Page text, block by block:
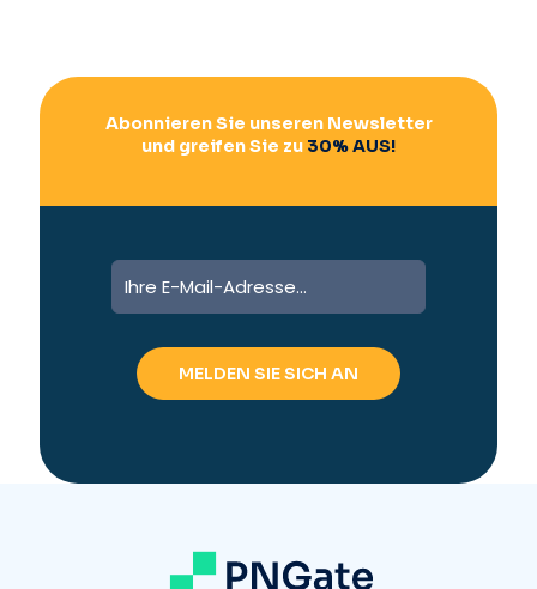
Abonnieren Sie unseren Newsletter
und greifen Sie zu 30% AUS!